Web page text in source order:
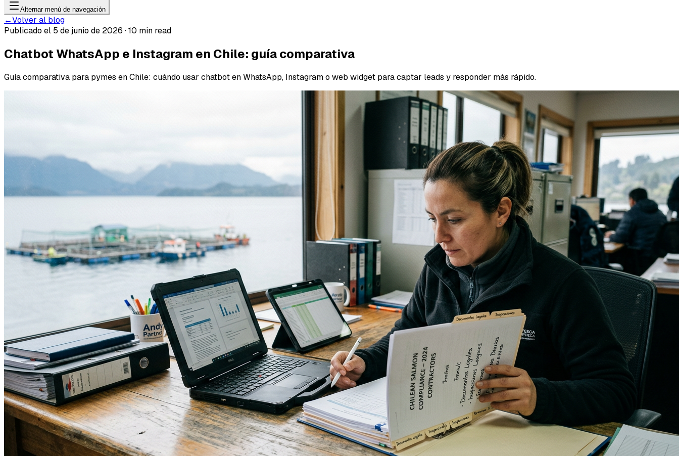
Alternar menú de navegación
←Volver al blog
Publicado el 5 de junio de 2026 · 10 min read
Chatbot WhatsApp e Instagram en Chile: guía comparativa
Guía comparativa para pymes en Chile: cuándo usar chatbot en WhatsApp, Instagram o web widget para captar leads y responder más rápido.